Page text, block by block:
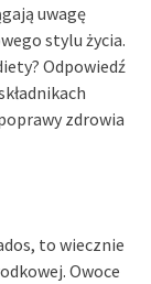
uwagę
stylu życia.
Odpowiedź
zdrowia
to wiecznie
Owoce